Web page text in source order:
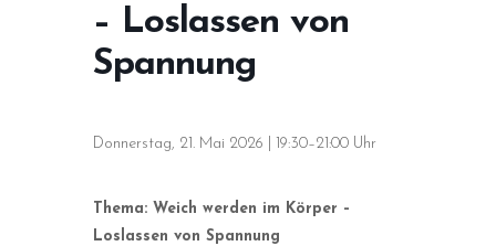
– Loslassen von
Spannung
Donnerstag, 21. Mai 2026 | 19:30–21:00 Uhr
Thema: Weich werden im Körper –
Loslassen von Spannung